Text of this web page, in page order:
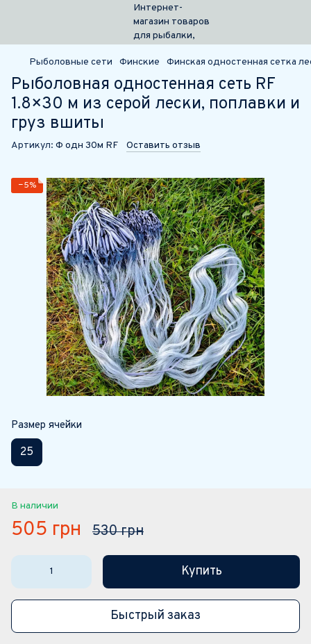
Рыболовные сети Финские Финская одностенная сетка
Рыболовная одностенная сеть RF
1.8×30 м из серой лески, поплавки и
груз вшиты
Артикул: Ф одн 30м RF Оставить отзыв
−5%
Размер ячейки
25
В наличии
505 грн 530 грн
Купить
Быстрый заказ